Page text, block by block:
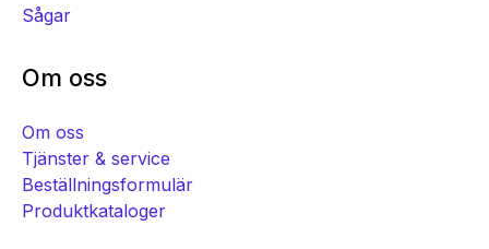
Sågar
Om oss
Om oss
Tjänster & service
Beställningsformulär
Produktkataloger